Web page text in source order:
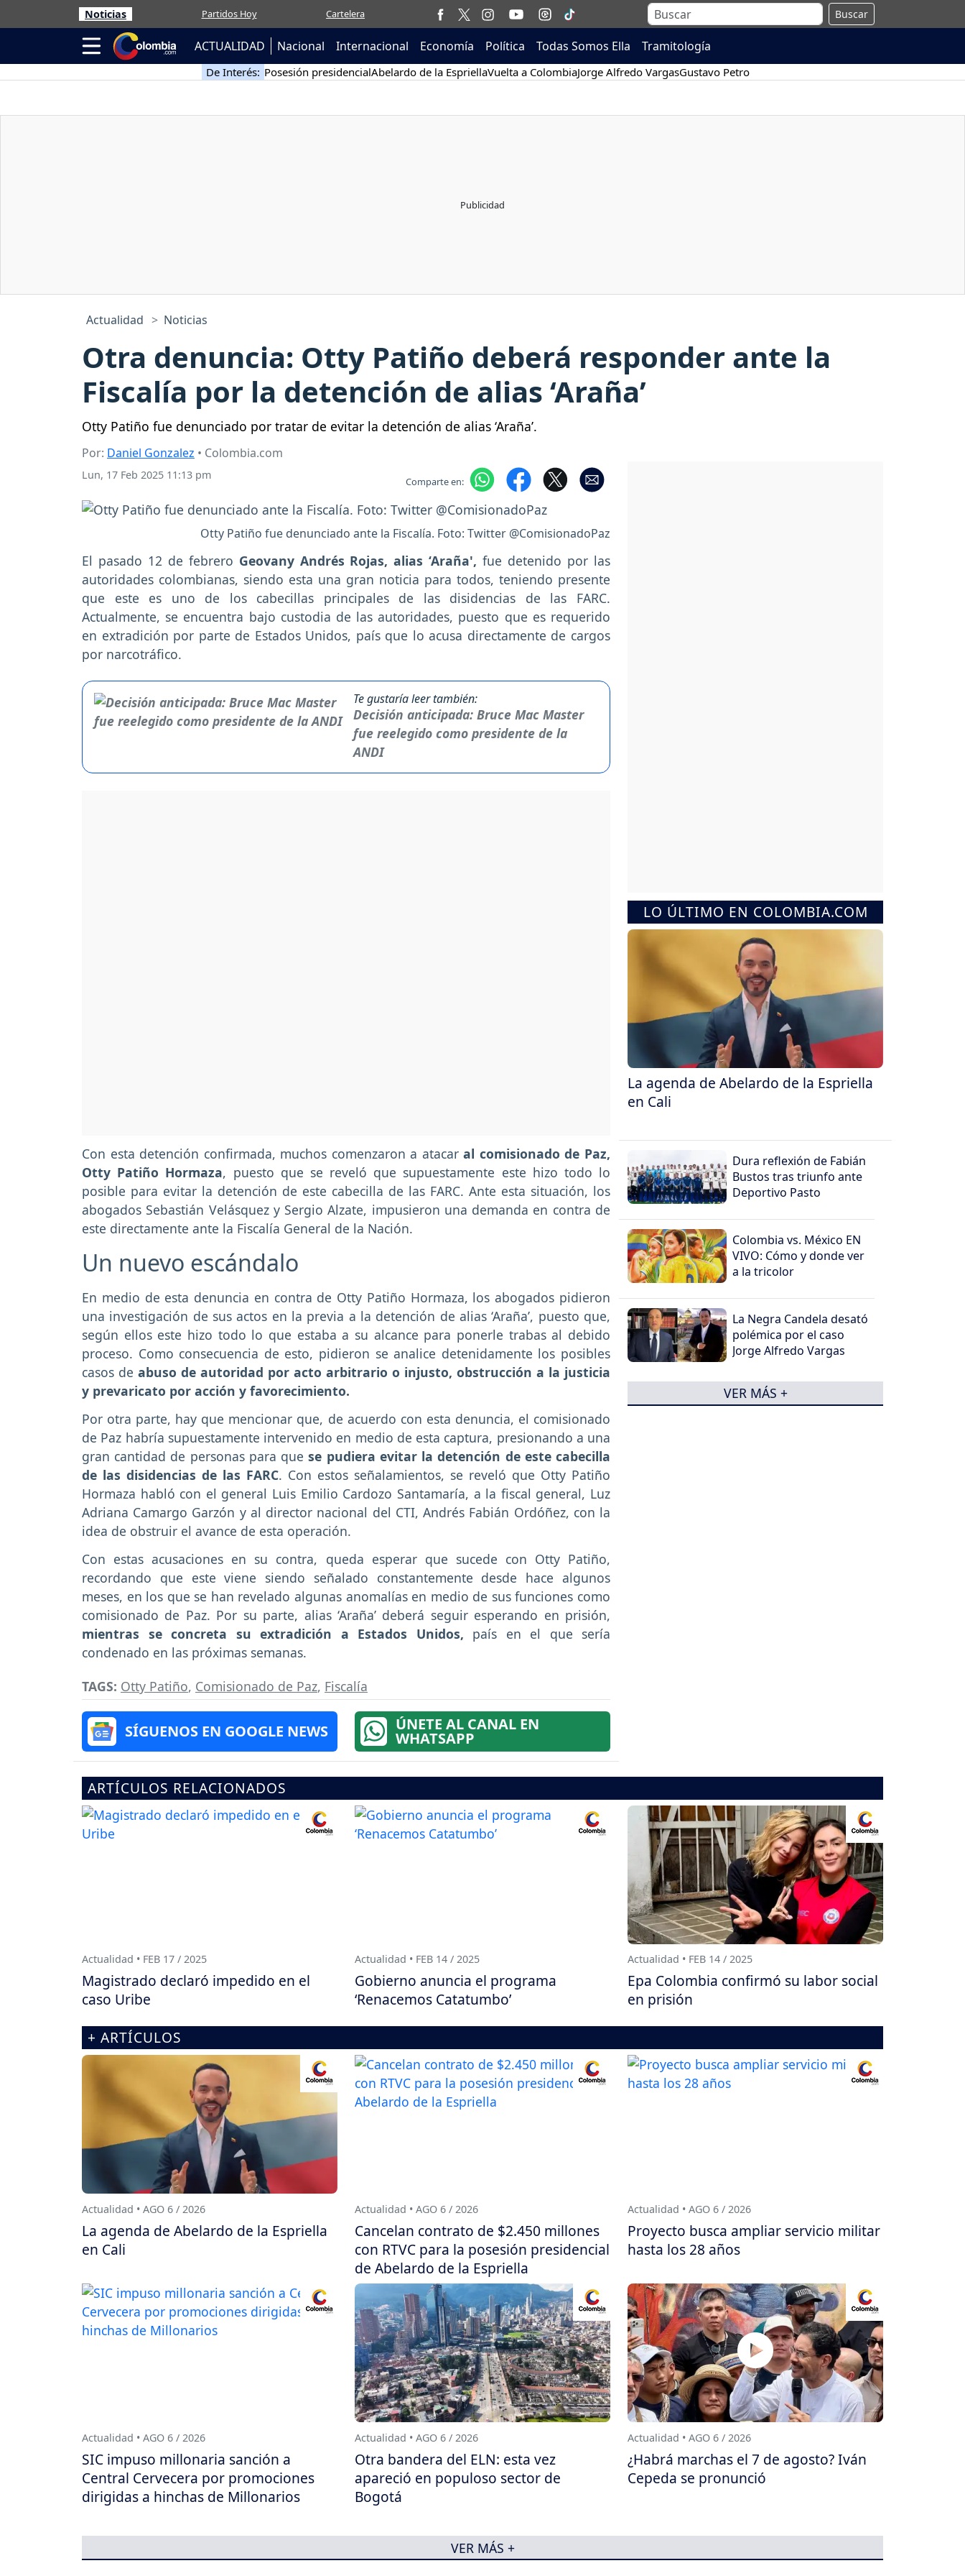
Noticias Partidos Hoy Cartelera Buscar
ACTUALIDAD Nacional Internacional Economía Política Todas Somos Ella Tramitología
De Interés: Posesión presidencialAbelardo de la EspriellaVuelta a ColombiaJorge Alfredo VargasGustavo Petro
Actualidad Noticias
Otra denuncia: Otty Patiño deberá responder ante la
Fiscalía por la detención de alias ‘Araña’
Otty Patiño fue denunciado por tratar de evitar la detención de alias ‘Araña’.
Por: Daniel Gonzalez • Colombia.com
Lun, 17 Feb 2025 11:13 pm Comparte en:
Otty Patiño fue denunciado ante la Fiscalía. Foto: Twitter @ComisionadoPaz
El pasado 12 de febrero Geovany Andrés Rojas, alias ‘Araña', fue detenido por las
autoridades colombianas, siendo esta una gran noticia para todos, teniendo presente
que este es uno de los cabecillas principales de las disidencias de las FARC.
Actualmente, se encuentra bajo custodia de las autoridades, puesto que es requerido
en extradición por parte de Estados Unidos, país que lo acusa directamente de cargos
por narcotráfico.
Te gustaría leer también:
Decisión anticipada: Bruce Mac Master
fue reelegido como presidente de la
ANDI
Con esta detención confirmada, muchos comenzaron a atacaral comisionado de Paz,
Otty Patiño Hormaza, puesto que se reveló que supuestamente este hizo todo lo
posible para evitar la detención de este cabecilla de las FARC. Ante esta situación, los
abogados Sebastián Velásquez y Sergio Alzate, impusieron una demanda en contra de
este directamente ante la Fiscalía General de la Nación.
Un nuevo escándalo
En medio de esta denuncia en contra de Otty Patiño Hormaza, los abogados pidieron
una investigación de sus actos en la previa a la detención de alias ‘Araña’, puesto que,
según ellos este hizo todo lo que estaba a su alcance para ponerle trabas al debido
proceso. Como consecuencia de esto, pidieron se analice detenidamente los posibles
casos de abuso de autoridad por acto arbitrario o injusto, obstrucción a la justicia
y prevaricato por acción y favorecimiento.
Por otra parte, hay que mencionar que, de acuerdo con esta denuncia, el comisionado
de Paz habría supuestamente intervenido en medio de esta captura, presionando a una
gran cantidad de personas para quese pudiera evitar la detención de este cabecilla
de las disidencias de las FARC. Con estos señalamientos, se reveló que Otty Patiño
Hormaza habló con el general Luis Emilio Cardozo Santamaría, a la fiscal general, Luz
Adriana Camargo Garzón y al director nacional del CTI, Andrés Fabián Ordóñez, con la
idea de obstruir el avance de esta operación.
Con estas acusaciones en su contra, queda esperar que sucede con Otty Patiño,
recordando que este viene siendo señalado constantemente desde hace algunos
meses, en los que se han revelado algunas anomalías en medio de sus funciones como
comisionado de Paz. Por su parte, alias ‘Araña’ deberá seguir esperando en prisión,
mientras se concreta su extradición a Estados Unidos, país en el que sería
condenado en las próximas semanas.
TAGS: Otty Patiño, Comisionado de Paz, Fiscalía
SÍGUENOS EN GOOGLE NEWS ÚNETE AL CANAL EN
WHATSAPP
LO ÚLTIMO EN COLOMBIA.COM
La agenda de Abelardo de la Espriella
en Cali
Dura reflexión de Fabián
Bustos tras triunfo ante
Deportivo Pasto
Colombia vs. México EN
VIVO: Cómo y donde ver
a la tricolor
La Negra Candela desató
polémica por el caso
Jorge Alfredo Vargas
VER MÁS +
ARTÍCULOS RELACIONADOS
Actualidad • FEB 17 / 2025
Magistrado declaró impedido en el
caso Uribe
Actualidad • FEB 14 / 2025
Gobierno anuncia el programa
‘Renacemos Catatumbo’
Actualidad • FEB 14 / 2025
Epa Colombia confirmó su labor social
en prisión
+ ARTÍCULOS
Actualidad • AGO 6 / 2026
La agenda de Abelardo de la Espriella
en Cali
Actualidad • AGO 6 / 2026
Cancelan contrato de $2.450 millones
con RTVC para la posesión presidencial
de Abelardo de la Espriella
Actualidad • AGO 6 / 2026
Proyecto busca ampliar servicio militar
hasta los 28 años
Actualidad • AGO 6 / 2026
SIC impuso millonaria sanción a
Central Cervecera por promociones
dirigidas a hinchas de Millonarios
Actualidad • AGO 6 / 2026
Otra bandera del ELN: esta vez
apareció en populoso sector de
Bogotá
Actualidad • AGO 6 / 2026
¿Habrá marchas el 7 de agosto? Iván
Cepeda se pronunció
VER MÁS +